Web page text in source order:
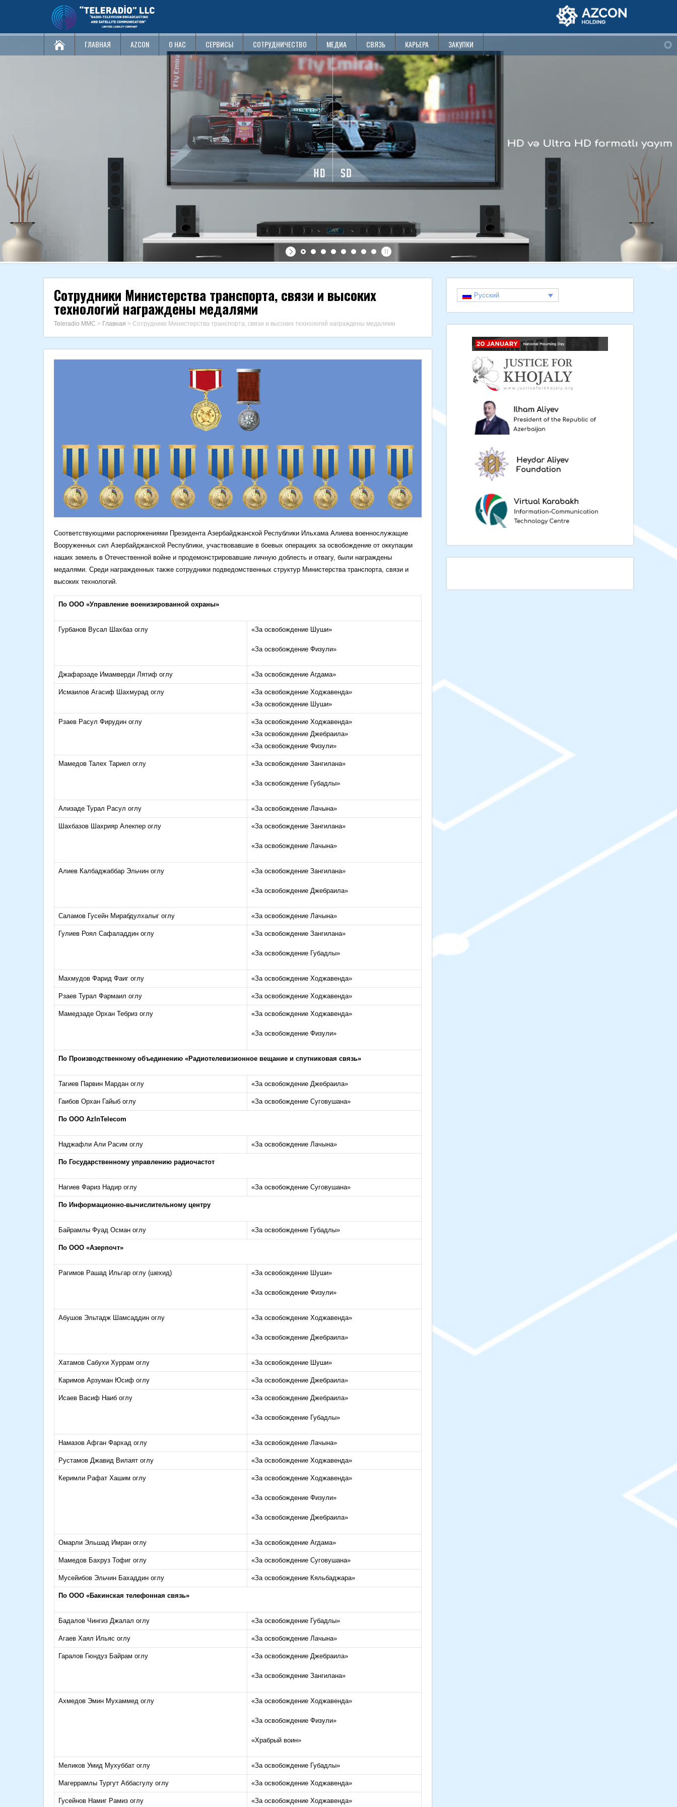
ГЛАВНАЯ AZCON О НАС СЕРВИСЫ СОТРУДНИЧЕСТВО МЕДИА СВЯЗЬ КАРЬЕРА ЗАКУПКИ
Сотрудники Министерства транспорта, связи и высоких
технологий награждены медалями
Teleradio MMC > Главная > Сотрудники Министерства транспорта, связи и высоких технологий награждены медалями
Соответствующими распоряжениями Президента Азербайджанской Республики Ильхама Алиева военнослужащие
Вооруженных сил Азербайджанской Республики, участвовавшие в боевых операциях за освобождение от оккупации
наших земель в Отечественной войне и продемонстрировавшие личную доблесть и отвагу, были награждены
медалями. Среди награжденных также сотрудники подведомственных структур Министерства транспорта, связи и
высоких технологий.
По ООО «Управление военизированной охраны»
Гурбанов Вусал Шахбаз оглу «За освобождение Шуши»
«За освобождение Физули»
Джафарзаде Имамверди Лятиф оглу «За освобождение Агдама»
Исмаилов Агасиф Шахмурад оглу
«За освобождение Ходжавенда»
«За освобождение Шуши»
Рзаев Расул Фирудин оглу
«За освобождение Ходжавенда»
«За освобождение Джебраила»
«За освобождение Физули»
Мамедов Талех Тариел оглу «За освобождение Зангилана»
«За освобождение Губадлы»
Ализаде Турал Расул оглу «За освобождение Лачына»
Шахбазов Шахрияр Алекпер оглу «За освобождение Зангилана»
«За освобождение Лачына»
Алиев Калбаджаббар Эльчин оглу «За освобождение Зангилана»
«За освобождение Джебраила»
Саламов Гусейн Мирабдулхалыг оглу «За освобождение Лачына»
Гулиев Роял Сафаладдин оглу «За освобождение Зангилана»
«За освобождение Губадлы»
Махмудов Фарид Фаиг оглу «За освобождение Ходжавенда»
Рзаев Турал Фармаил оглу «За освобождение Ходжавенда»
Мамедзаде Орхан Тебриз оглу «За освобождение Ходжавенда»
«За освобождение Физули»
По Производственному объединению «Радиотелевизионное вещание и спутниковая связь»
Тагиев Парвин Мардан оглу «За освобождение Джебраила»
Гаибов Орхан Гайыб оглу «За освобождение Суговушана»
По ООО AzInTelecom
Наджафли Али Расим оглу «За освобождение Лачына»
По Государственному управлению радиочастот
Нагиев Фариз Надир оглу «За освобождение Суговушана»
По Информационно-вычислительному центру
Байрамлы Фуад Осман оглу «За освобождение Губадлы»
По ООО «Азерпочт»
Рагимов Рашад Ильгар оглу (шехид) «За освобождение Шуши»
«За освобождение Физули»
Абушов Эльтадж Шамсаддин оглу «За освобождение Ходжавенда»
«За освобождение Джебраила»
Хатамов Сабухи Хуррам оглу «За освобождение Шуши»
Каримов Арзуман Юсиф оглу «За освобождение Джебраила»
Исаев Васиф Наиб оглу «За освобождение Джебраила»
«За освобождение Губадлы»
Намазов Афган Фархад оглу «За освобождение Лачына»
Рустамов Джавид Вилаят оглу «За освобождение Ходжавенда»
Керимли Рафат Хашим оглу «За освобождение Ходжавенда»
«За освобождение Физули»
«За освобождение Джебраила»
Омарли Эльшад Имран оглу «За освобождение Агдама»
Мамедов Бахруз Тофиг оглу «За освобождение Суговушана»
Мусейибов Эльчин Бахаддин оглу «За освобождение Кяльбаджара»
По ООО «Бакинская телефонная связь»
Бадалов Чингиз Джалал оглу «За освобождение Губадлы»
Агаев Хаял Ильяс оглу «За освобождение Лачына»
Гаралов Гюндуз Байрам оглу «За освобождение Джебраила»
«За освобождение Зангилана»
Ахмедов Эмин Мухаммед оглу «За освобождение Ходжавенда»
«За освобождение Физули»
«Храбрый воин»
Меликов Умид Мухуббат оглу «За освобождение Губадлы»
Магеррамлы Тургут Аббасгулу оглу «За освобождение Ходжавенда»
Гусейнов Намиг Рамиз оглу «За освобождение Ходжавенда»
Русский